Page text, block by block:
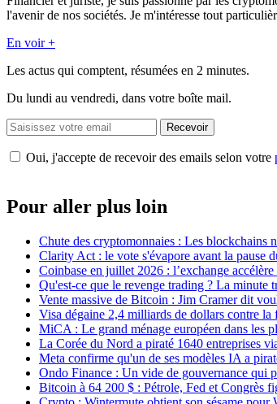
l'avenir de nos sociétés. Je m'intéresse tout
En voir +
Les actus qui comptent, résumées en 2 minutes.
Du lundi au vendredi, dans votre boîte mail.
Recevoir
Oui, j'accepte de recevoir des emails selon votre
Pour aller plus loin
Chute des cryptomonnaies : Les blockchains
Clarity Act : le vote s'évapore avant la pause
Coinbase en juillet 2026 : l’exchange
Qu'est-ce que le revenge trading ? La minute
Vente massive de Bitcoin : Jim Cramer dit
Visa dégaine 2,4 milliards de dollars contre la
MiCA : Le grand ménage européen dans les
La Corée du Nord a piraté 1640 entreprises
Meta confirme qu'un de ses modèles IA a
Ondo Finance : Un vide de gouvernance qui
Bitcoin à 64 200 $ : Pétrole, Fed et Congrès